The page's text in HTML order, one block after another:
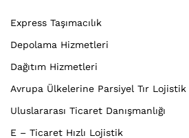
Express Taşımacılık
Depolama Hizmetleri
Dağıtım Hizmetleri
Avrupa Ülkelerine Parsiyel Tır Lojistik
Uluslararası Ticaret Danışmanlığı
E – Ticaret Hızlı Lojistik